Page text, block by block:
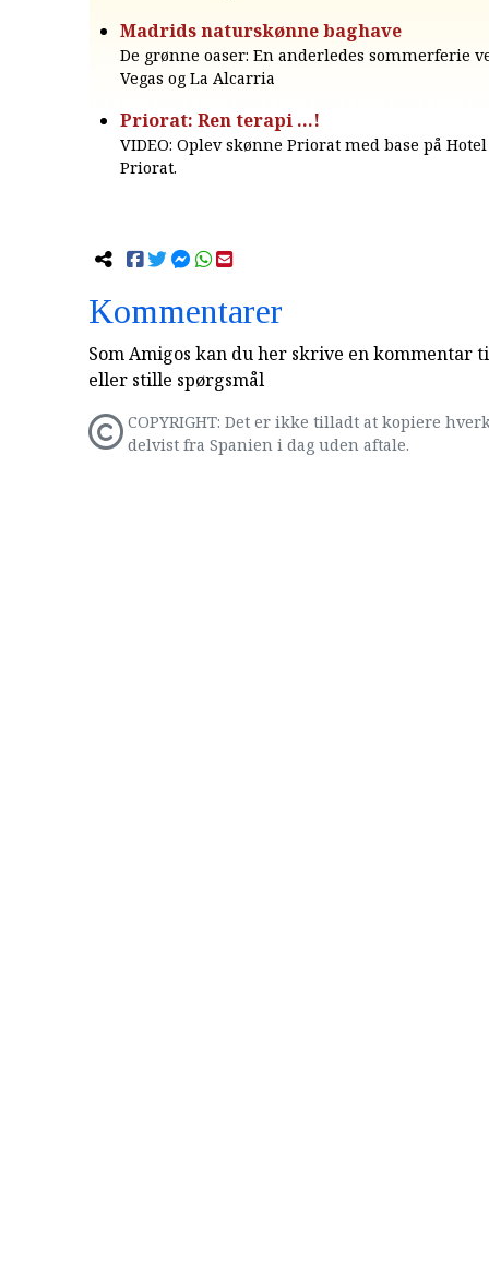
Madrids naturskønne baghave
De grønne oaser: En anderledes sommerferie
Vegas og La Alcarria
Priorat: Ren terapi …!
VIDEO: Oplev skønne Priorat med base på
Priorat.
Kommentarer
Som Amigos kan du her skrive en kommentar
eller stille spørgsmål
COPYRIGHT: Det er ikke tilladt at kopiere
delvist fra Spanien i dag uden aftale.